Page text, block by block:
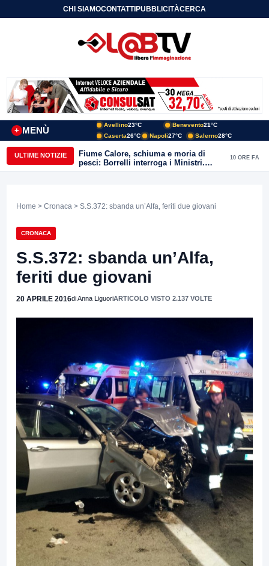
CHI SIAMOCONTATTIPUBBLICITÀCERCA
MENÙ
+
Avellino23°C Benevento21°C
Caserta26°C Napoli27°C Salerno28°C
ULTIME NOTIZIE
Fiume Calore, schiuma e moria di
pesci: Borrelli interroga i Ministri.
“Benevento paga l’assenza del
10 ORE FA
Home > Cronaca > S.S.372: sbanda un’Alfa, feriti due giovani
CRONACA
S.S.372: sbanda un’Alfa,
feriti due giovani
20 APRILE 2016di Anna LiguoriARTICOLO VISTO 2.137 VOLTE